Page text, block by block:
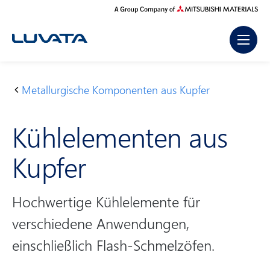
content
S
a
r
t
s
e
i
t
e
P
o
d
u
k
t
e
Metallur­gische Komponenten aus Kupfer
K
hl
el
e
m
e
n
te
n
Kühlelementen aus
Kupfer
Hochwertige Kühlelemente für
verschiedene Anwendungen,
einschließlich Flash-Schmelzöfen.